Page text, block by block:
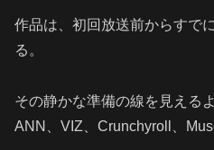
作品は、初回放送前からすで
る。
その静かな準備の線を見える
ANN、VIZ、Crunchyroll、